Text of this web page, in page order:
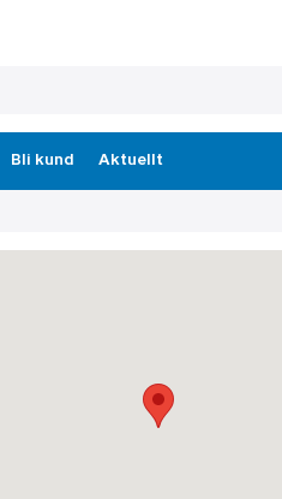
Bli kund Aktuellt